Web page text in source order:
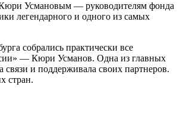
Усмановым — руководителям фонда
легендарного и одного из самых
собрались практически все
— Кюри Усманов. Одна из главных
и поддерживала своих партнеров.
стран.